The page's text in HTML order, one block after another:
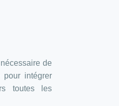
de
intégrer
toutes les